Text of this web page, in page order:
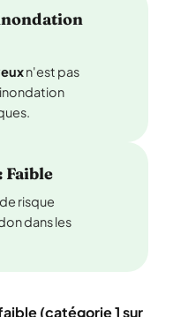
n'est pas
Faible
risque
dans les
(catégorie 1 sur